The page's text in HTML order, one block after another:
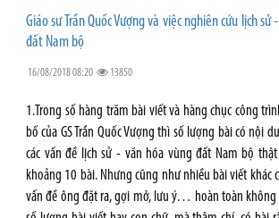
Giáo sư Trần Quốc Vượng và việc nghiên cứu lịch sử
đất Nam bộ
16/08/2018 08:20 13850
1.Trong số hàng trăm bài viết và hàng chục công
bố của GS Trần Quốc Vượng thì số lượng bài có nội
các vấn đề lịch sử - văn hóa vùng đất Nam bộ
khoảng 10 bài. Nhưng cũng như nhiều bài viết khác
vấn đề ông đặt ra, gợi mở, lưu ý… hoàn toàn không